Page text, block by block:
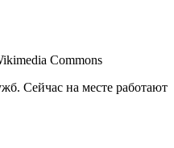
Commons
Сейчас на месте работают